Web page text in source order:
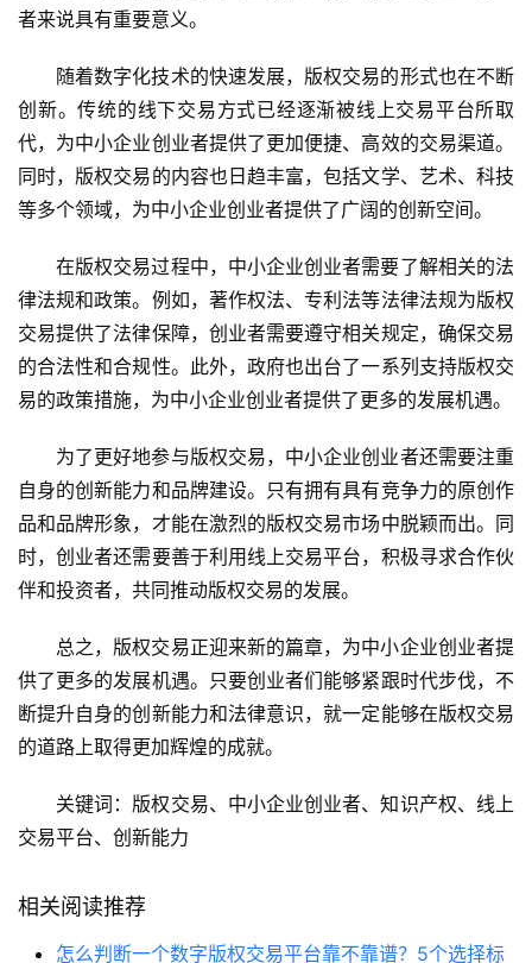
者来说具有重要意义。
随着数字化技术的快速发展，版权交易的形式也在不断
创新。传统的线下交易方式已经逐渐被线上交易平台所取
代，为中小企业创业者提供了更加便捷、高效的交易渠道。
同时，版权交易的内容也日趋丰富，包括文学、艺术、科技
等多个领域，为中小企业创业者提供了广阔的创新空间。
在版权交易过程中，中小企业创业者需要了解相关的法
律法规和政策。例如，著作权法、专利法等法律法规为版权
交易提供了法律保障，创业者需要遵守相关规定，确保交易
的合法性和合规性。此外，政府也出台了一系列支持版权交
易的政策措施，为中小企业创业者提供了更多的发展机遇。
为了更好地参与版权交易，中小企业创业者还需要注重
自身的创新能力和品牌建设。只有拥有具有竞争力的原创作
品和品牌形象，才能在激烈的版权交易市场中脱颖而出。同
时，创业者还需要善于利用线上交易平台，积极寻求合作伙
伴和投资者，共同推动版权交易的发展。
总之，版权交易正迎来新的篇章，为中小企业创业者提
供了更多的发展机遇。只要创业者们能够紧跟时代步伐，不
断提升自身的创新能力和法律意识，就一定能够在版权交易
的道路上取得更加辉煌的成就。
关键词：版权交易、中小企业创业者、知识产权、线上
交易平台、创新能力
相关阅读推荐
怎么判断一个数字版权交易平台靠不靠谱？5个选择标